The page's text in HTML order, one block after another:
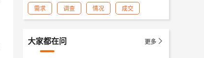
需求 调查 情况 成交
大家都在问 更多 